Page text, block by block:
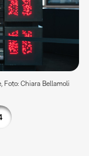
Chiara Bellamoli